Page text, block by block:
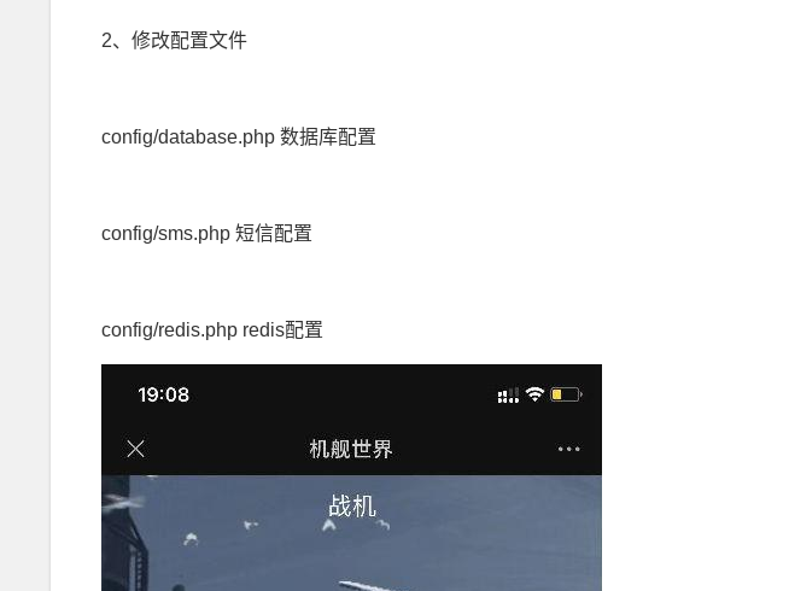
2、修改配置文件
config/database.php 数据库配置
config/sms.php 短信配置
config/redis.php redis配置